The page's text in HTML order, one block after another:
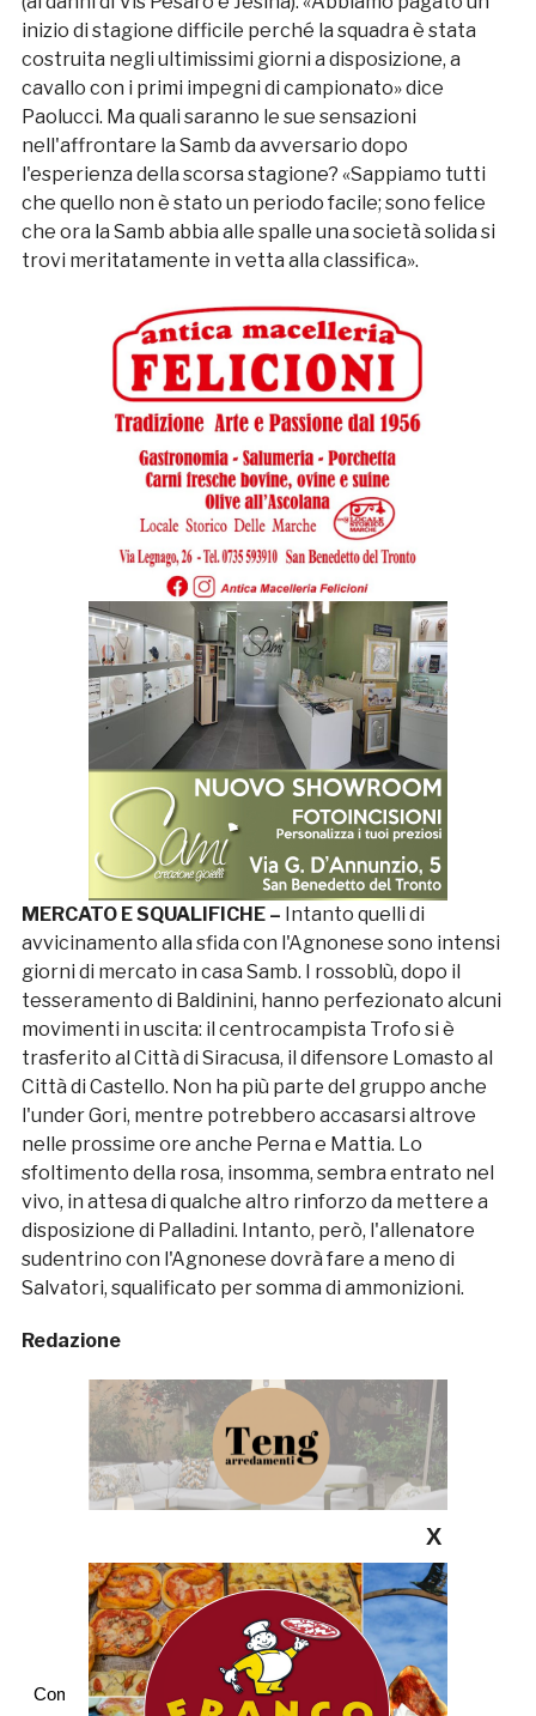
inizio di stagione difficile perché la squadra è stata
costruita negli ultimissimi giorni a disposizione, a
cavallo con i primi impegni di campionato» dice
Paolucci. Ma quali saranno le sue sensazioni
nell'affrontare la Samb da avversario dopo
l'esperienza della scorsa stagione? «Sappiamo tutti
che quello non è stato un periodo facile; sono felice
che ora la Samb abbia alle spalle una società solida si
trovi meritatamente in vetta alla classifica».
MERCATO E SQUALIFICHE – Intanto quelli di
avvicinamento alla sfida con l'Agnonese sono intensi
giorni di mercato in casa Samb. I rossoblù, dopo il
tesseramento di Baldinini, hanno perfezionato alcuni
movimenti in uscita: il centrocampista Trofo si è
trasferito al Città di Siracusa, il difensore Lomasto al
Città di Castello. Non ha più parte del gruppo anche
l'under Gori, mentre potrebbero accasarsi altrove
nelle prossime ore anche Perna e Mattia. Lo
sfoltimento della rosa, insomma, sembra entrato nel
vivo, in attesa di qualche altro rinforzo da mettere a
disposizione di Palladini. Intanto, però, l'allenatore
sudentrino con l'Agnonese dovrà fare a meno di
Salvatori, squalificato per somma di ammonizioni.
Redazione
Commenti
X